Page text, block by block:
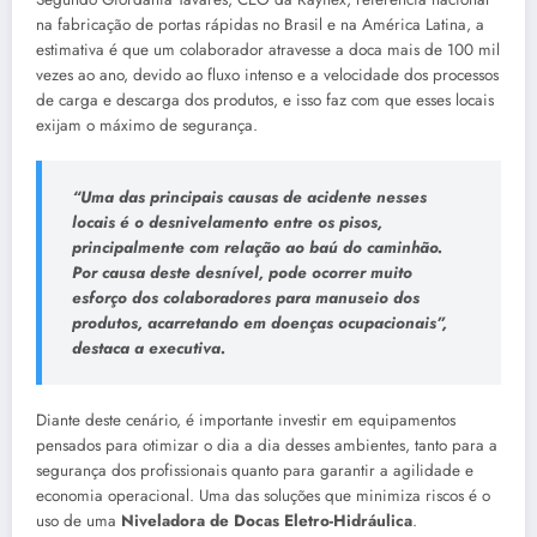
na fabricação de portas rápidas no Brasil e na América Latina, a
estimativa é que um colaborador atravesse a doca mais de 100 mil
vezes ao ano, devido ao fluxo intenso e a velocidade dos processos
de carga e descarga dos produtos, e isso faz com que esses locais
exijam o máximo de segurança.
“Uma das principais causas de acidente nesses
locais é o desnivelamento entre os pisos,
principalmente com relação ao baú do caminhão.
Por causa deste desnível, pode ocorrer muito
esforço dos colaboradores para manuseio dos
produtos, acarretando em doenças ocupacionais”,
destaca a executiva.
Diante deste cenário, é importante investir em equipamentos
pensados para otimizar o dia a dia desses ambientes, tanto para a
segurança dos profissionais quanto para garantir a agilidade e
economia operacional. Uma das soluções que minimiza riscos é o
uso de uma Niveladora de Docas Eletro-Hidráulica.